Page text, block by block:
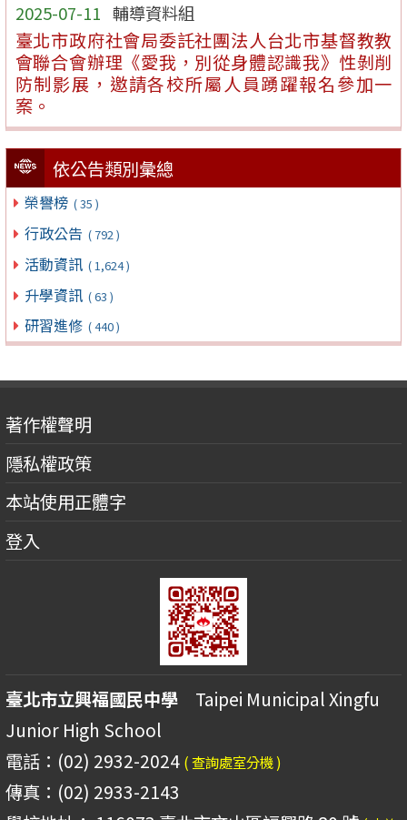
2025-07-11 輔導資料組
臺北市政府社會局委託社團法人台北市基督教教
會聯合會辦理《愛我，別從身體認識我》性剝削
防制影展，邀請各校所屬人員踴躍報名參加一
案。
依公告類別彙總
榮譽榜 ( 35 )
行政公告 ( 792 )
活動資訊 ( 1,624 )
升學資訊 ( 63 )
研習進修 ( 440 )
著作權聲明
隱私權政策
本站使用正體字
登入
臺北市立興福國民中學 Taipei Municipal Xingfu
Junior High School
電話：(02) 2932-2024 ( 查詢處室分機 )
傳真：(02) 2933-2143